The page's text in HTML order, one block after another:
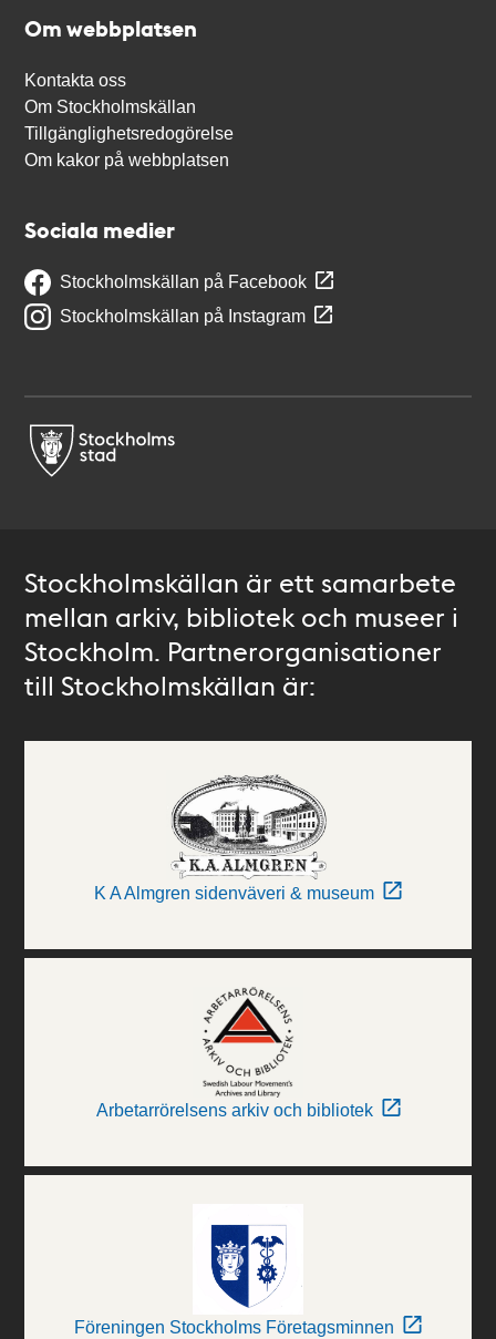
Om webbplatsen
Kontakta oss
Om Stockholmskällan
Tillgänglighetsredogörelse
Om kakor på webbplatsen
Sociala medier
Stockholmskällan på Facebook
Stockholmskällan på Instagram
Stockholmskällan är ett samarbete
mellan arkiv, bibliotek och museer i
Stockholm. Partnerorganisationer
till Stockholmskällan är:
K A Almgren sidenväveri & museum
Arbetarrörelsens arkiv och bibliotek
Föreningen Stockholms Företagsminnen